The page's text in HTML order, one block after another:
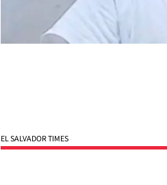
EL SALVADOR TIMES